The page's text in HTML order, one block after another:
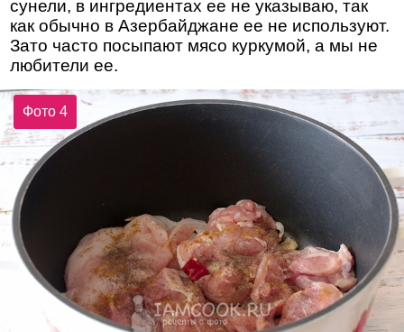
сунели, в ингредиентах ее не указываю, так
как обычно в Азербайджане ее не используют.
Зато часто посыпают мясо куркумой, а мы не
любители ее.
Фото 4